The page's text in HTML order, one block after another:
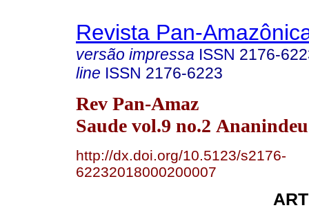
Revista Pan-
versão impressa ISSN 2176-
line ISSN 2176-6223
Rev Pan-Amaz
Saude vol.9 no.2
http://dx.doi.org/10.5123/s2176-
62232018000200007